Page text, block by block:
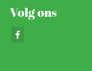
Volg ons